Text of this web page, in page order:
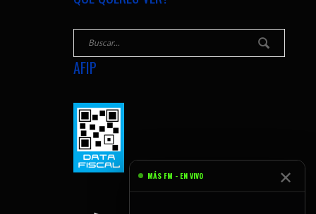
AFIP
MÁS FM - EN VIVO ✕